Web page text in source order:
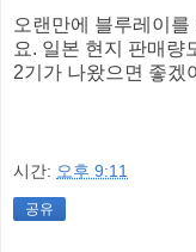
오랜만에 블루레이를
요. 일본 현지 판매량
2기가 나왔으면 좋겠
시간: 오후 9:11
공유